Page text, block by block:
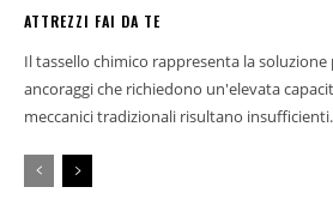
ATTREZZI FAI DA TE
Il tassello chimico rappresenta la
ancoraggi che richiedono un'elevata
meccanici tradizionali risultano